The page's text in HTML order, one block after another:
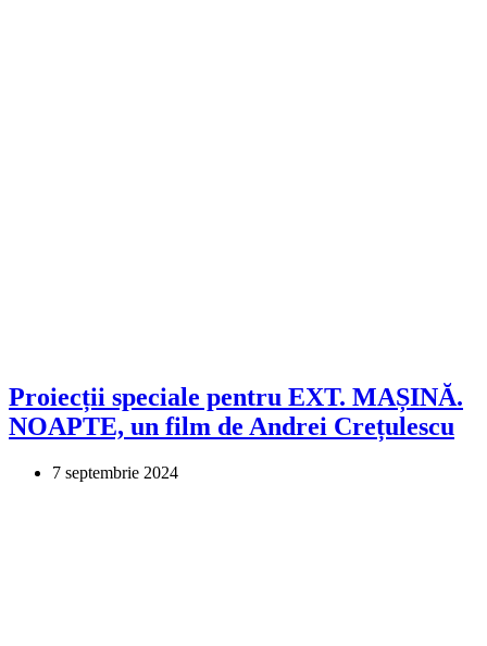
Proiecții speciale pentru EXT. MAȘINĂ.
NOAPTE, un film de Andrei Crețulescu
7 septembrie 2024